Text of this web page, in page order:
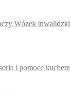
Wózek
i pomoce